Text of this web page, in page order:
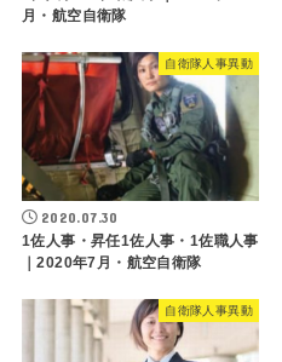
月・航空自衛隊
自衛隊人事異動
2020.07.30
1佐人事・昇任1佐人事・1佐職人事
｜2020年7月・航空自衛隊
自衛隊人事異動